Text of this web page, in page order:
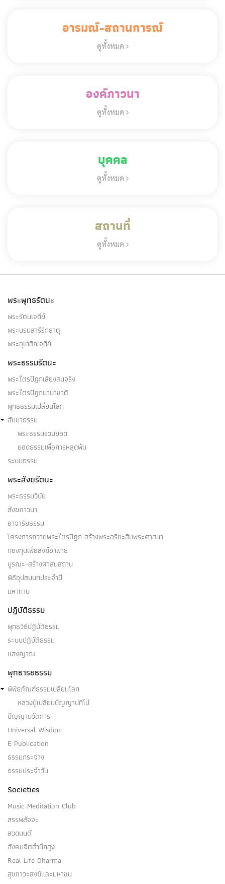
อารมณ์-สถานการณ์
ดูทั้งหมด
องค์ภาวนา
ดูทั้งหมด
บุคคล
ดูทั้งหมด
สถานที่
ดูทั้งหมด
พระพุทธรัตนะ
พระรัตนเจดีย์
พระบรมสารีริกธาตุ
พระอุเทสิกเจดีย์
พระธรรมรัตนะ
พระไตรปิฎกเสียงสมจริง
พระไตรปิฎกนานาชาติ
พุทธธรรมเปลี่ยนโลก
สัมมาธรรม
พระธรรมรวบยอด
ยอดธรรมเพื่อการหลุดพ้น
ระบบธรรม
พระสังฆรัตนะ
พระธรรมวินัย
สังฆภาวนา
อาจาริยธรรม
โครงการถวายพระไตรปิฎก สร้างพระอริยะสืบพระศาสนา
กองทุนเพื่อสงฆ์อาพาธ
บูรณะ-สร้างศาสนสถาน
พิธีอุปสมบทประจำปี
มหาทาน
ปฏิบัติธรรม
พุทธวิธีปฏิบัติธรรม
ระบบปฏิบัติธรรม
แสงญาณ
พุทธารยธรรม
พิพิธภัณฑ์ธรรมเปลี่ยนโลก
หลวงปู่เปลี่ยนปัญญาปทีโป
ปัญญานวัตการ
Universal Wisdom
E Publication
ธรรมกระจ่าง
ธรรมประจำวัน
Societies
Music Meditation Club
สรรพสัจจะ
สวดมนต์
สังคมจิตสำนึกสูง
Real Life Dharma
สุขภาวะสงฆ์และมหาชน